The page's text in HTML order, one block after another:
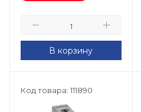
В корзину
Код товара: 111890